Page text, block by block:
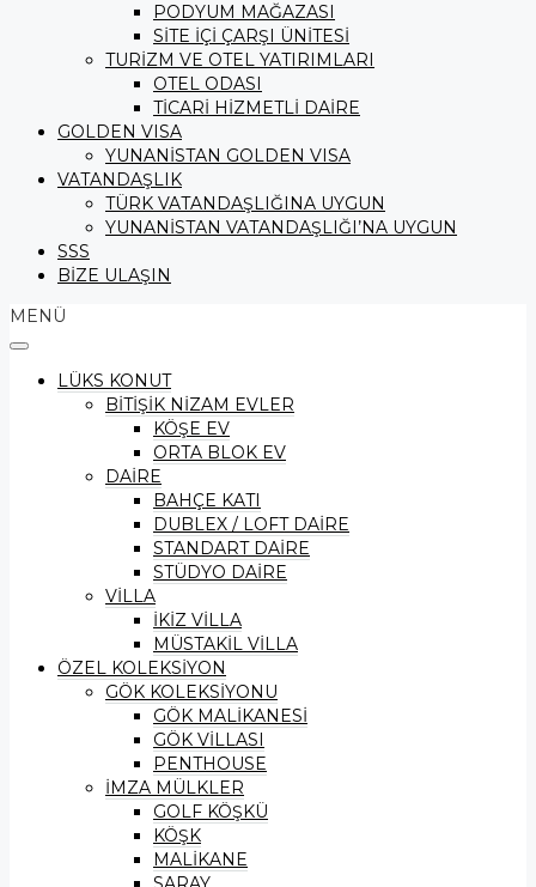
PODYUM MAĞAZASI
SİTE İÇİ ÇARŞI ÜNİTESİ
TURİZM VE OTEL YATIRIMLARI
OTEL ODASI
TİCARİ HİZMETLİ DAİRE
GOLDEN VISA
YUNANİSTAN GOLDEN VISA
VATANDAŞLIK
TÜRK VATANDAŞLIĞINA UYGUN
YUNANİSTAN VATANDAŞLIĞI’NA UYGUN
SSS
BİZE ULAŞIN
MENÜ
LÜKS KONUT
BİTİŞİK NİZAM EVLER
KÖŞE EV
ORTA BLOK EV
DAİRE
BAHÇE KATI
DUBLEX / LOFT DAİRE
STANDART DAİRE
STÜDYO DAİRE
VİLLA
İKİZ VİLLA
MÜSTAKİL VİLLA
ÖZEL KOLEKSİYON
GÖK KOLEKSİYONU
GÖK MALİKANESİ
GÖK VİLLASI
PENTHOUSE
İMZA MÜLKLER
GOLF KÖŞKÜ
KÖŞK
MALİKANE